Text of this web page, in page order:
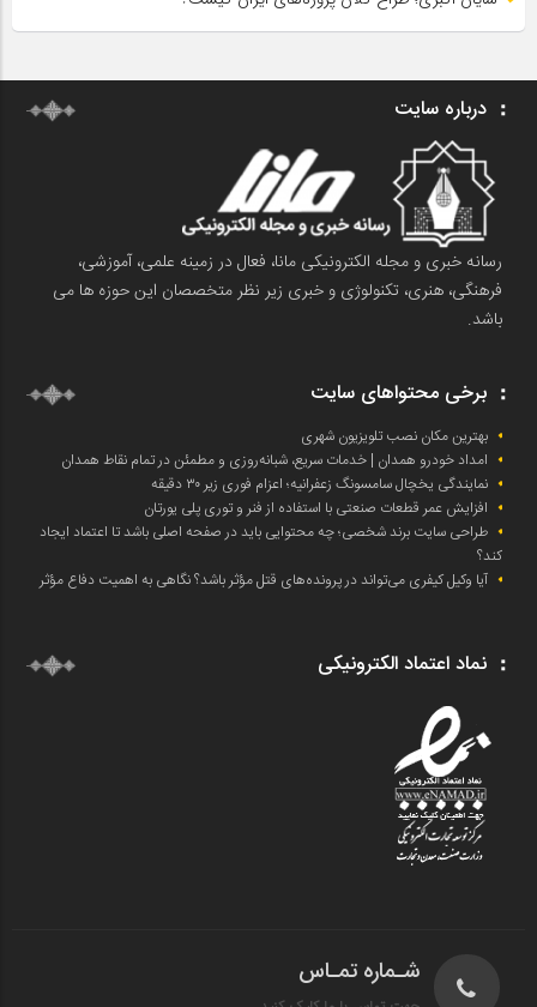
درباره سایت
رسانه خبری و مجله الکترونیکی مانا، فعال در زمینه علمی، آموزشی،
فرهنگی، هنری، تکنولوژی و خبری زیر نظر متخصصان این حوزه ها می
باشد.
برخی محتواهای سایت
بهترین مکان نصب تلویزیون شهری
امداد خودرو همدان | خدمات سریع، شبانه‌روزی و مطمئن در تمام نقاط همدان
نمایندگی یخچال سامسونگ زعفرانیه؛ اعزام فوری زیر ۳۰ دقیقه
افزایش عمر قطعات صنعتی با استفاده از فنر و توری پلی یورتان
طراحی سایت برند شخصی؛ چه محتوایی باید در صفحه اصلی باشد تا اعتماد ایجاد
کند؟
آیا وکیل کیفری می‌تواند در پرونده‌های قتل مؤثر باشد؟ نگاهی به اهمیت دفاع مؤثر
نماد اعتماد الکترونیکی
شـماره تمـاس